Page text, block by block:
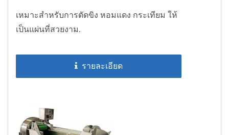
เหมาะสำหรับการตัดขิง หอมแดง กระเทียม ให้
เป็นแผ่นที่สวยงาม.
รายละเอียด